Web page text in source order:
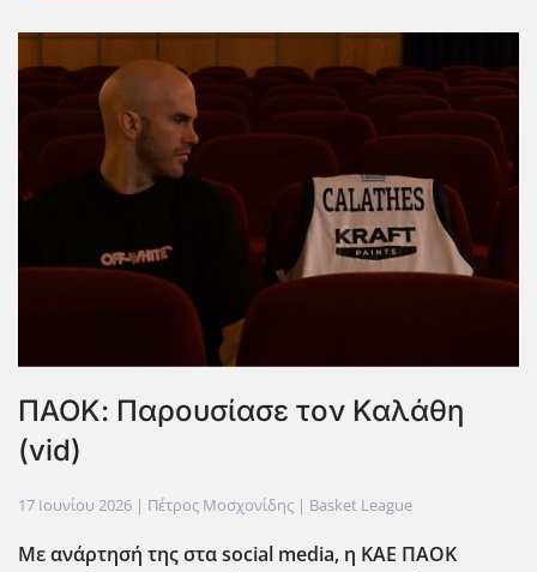
ΠΑΟΚ: Παρουσίασε τον Καλάθη
(vid)
17 Ιουνίου 2026 | Πέτρος Μοσχονίδης | Basket League
Με ανάρτησή της στα social media, η ΚΑΕ ΠΑΟΚ